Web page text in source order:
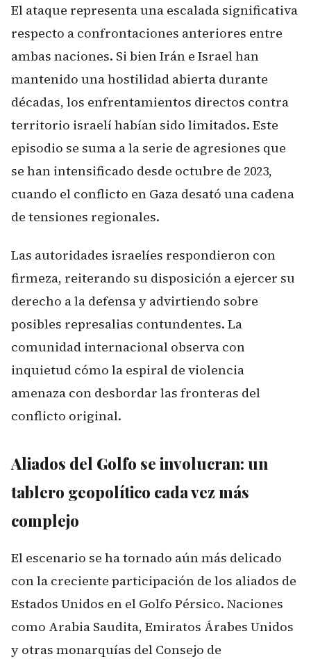
El ataque representa una escalada significativa
respecto a confrontaciones anteriores entre
ambas naciones. Si bien Irán e Israel han
mantenido una hostilidad abierta durante
décadas, los enfrentamientos directos contra
territorio israelí habían sido limitados. Este
episodio se suma a la serie de agresiones que
se han intensificado desde octubre de 2023,
cuando el conflicto en Gaza desató una cadena
de tensiones regionales.
Las autoridades israelíes respondieron con
firmeza, reiterando su disposición a ejercer su
derecho a la defensa y advirtiendo sobre
posibles represalias contundentes. La
comunidad internacional observa con
inquietud cómo la espiral de violencia
amenaza con desbordar las fronteras del
conflicto original.
Aliados del Golfo se involucran: un
tablero geopolítico cada vez más
complejo
El escenario se ha tornado aún más delicado
con la creciente participación de los aliados de
Estados Unidos en el Golfo Pérsico. Naciones
como Arabia Saudita, Emiratos Árabes Unidos
y otras monarquías del Consejo de